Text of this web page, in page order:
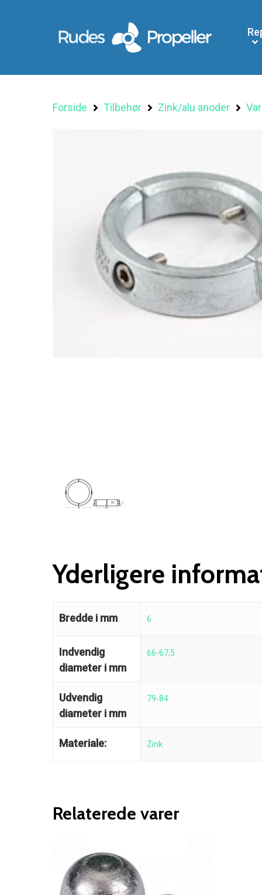
Søg efter et produkt, og tryk på enter
Forside Tilbehør Zink/alu anoder
Yderligere
Bredde i mm 6
Indvendig
diameter i mm
66-67,5
Udvendig
diameter i mm
79-84
Materiale: Zink
Relaterede varer